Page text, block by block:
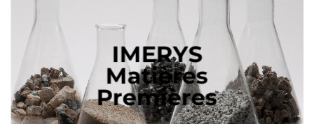
IMERYS
Matières
Premières